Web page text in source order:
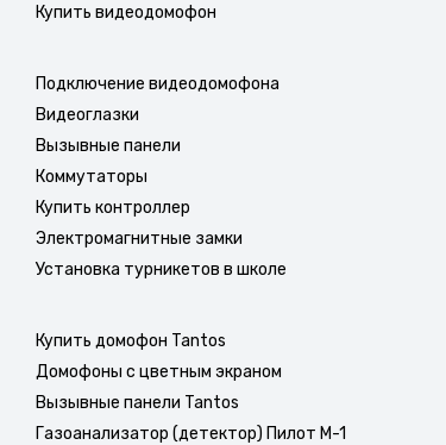
Купить видеодомофон
Подключение видеодомофона
Видеоглазки
Вызывные панели
Коммутаторы
Купить контроллер
Электромагнитные замки
Установка турникетов в школе
Купить домофон Tantos
Домофоны с цветным экраном
Вызывные панели Tantos
Газоанализатор (детектор) Пилот М-1